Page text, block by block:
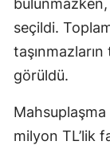
seçildi.
görüldü.
milyon TL’lik